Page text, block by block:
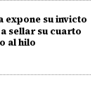
expone su invicto
sellar su cuarto
al hilo